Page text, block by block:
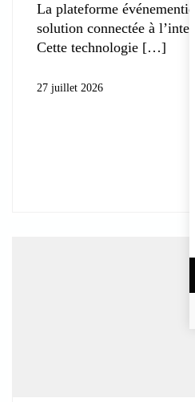
La plateforme
solution connectée à
Cette technologie
27 juillet 2026